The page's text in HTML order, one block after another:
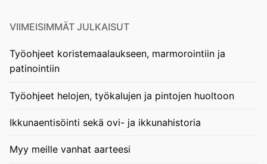
VIIMEISIMMÄT JULKAISUT
Työohjeet koristemaalaukseen, marmorointiin ja
patinointiin
Työohjeet helojen, työkalujen ja pintojen huoltoon
Ikkunaentisöinti sekä ovi- ja ikkunahistoria
Myy meille vanhat aarteesi